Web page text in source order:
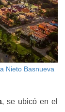
Nieto Basnueva
, se ubicó en el